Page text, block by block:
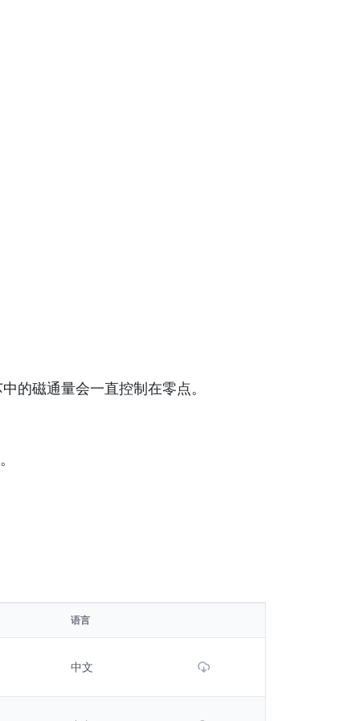
的磁通量会一直控制在零点。
语言
中文